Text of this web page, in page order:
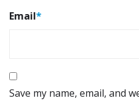
Email*
Save my name, email, and